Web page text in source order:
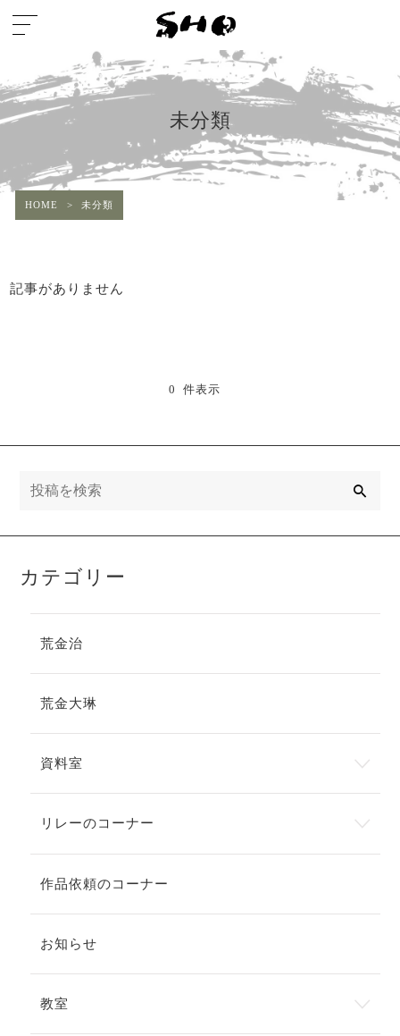
未分類
HOME > 未分類
記事がありません
0 件表示
カテゴリー
荒金治
荒金大琳
資料室
リレーのコーナー
作品依頼のコーナー
お知らせ
教室